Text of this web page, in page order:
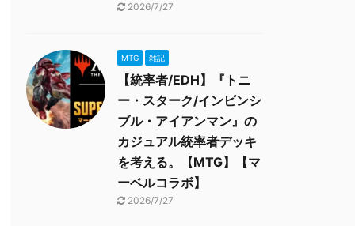
2026/7/27
MTG 雑記
【統率者/EDH】『トニ
ー・スターク/インビンシ
ブル・アイアンマン』の
カジュアル統率者デッキ
を考える。【MTG】【マ
ーベルコラボ】
2026/7/27